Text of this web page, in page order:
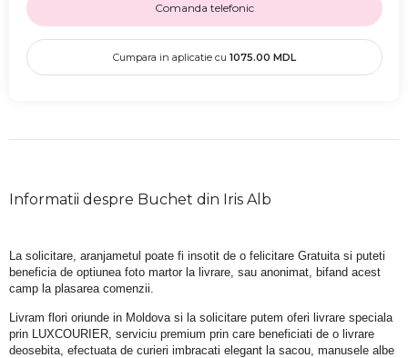
Comanda telefonic
Cumpara in aplicatie cu 1075.00 MDL
Informatii despre Buchet din Iris Alb
La solicitare, aranjametul poate fi insotit de o felicitare Gratuita si puteti
beneficia de optiunea foto martor la livrare, sau anonimat, bifand acest
camp la plasarea comenzii.
Livram flori oriunde in Moldova si la solicitare putem oferi livrare speciala
prin LUXCOURIER, serviciu premium prin care beneficiati de o livrare
deosebita, efectuata de curieri imbracati elegant la sacou, manusele albe